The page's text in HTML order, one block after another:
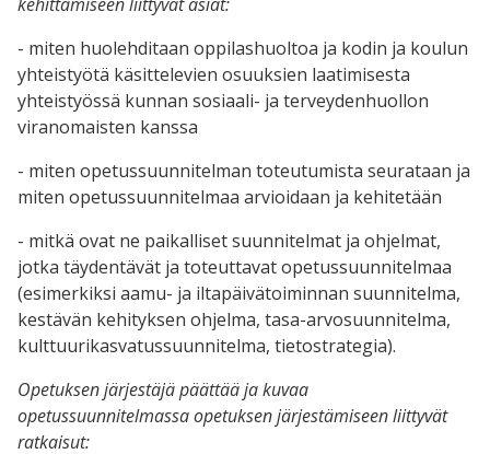
- miten huolehditaan oppilashuoltoa ja kodin ja koulun
yhteistyötä käsittelevien osuuksien laatimisesta
yhteistyössä kunnan sosiaali- ja terveydenhuollon
viranomaisten kanssa
- miten opetussuunnitelman toteutumista seurataan ja
miten opetussuunnitelmaa arvioidaan ja kehitetään
- mitkä ovat ne paikalliset suunnitelmat ja ohjelmat,
jotka täydentävät ja toteuttavat opetussuunnitelmaa
(esimerkiksi aamu- ja iltapäivätoiminnan suunnitelma,
kestävän kehityksen ohjelma, tasa-arvosuunnitelma,
kulttuurikasvatussuunnitelma, tietostrategia).
Opetuksen järjestäjä päättää ja kuvaa
opetussuunnitelmassa opetuksen järjestämiseen liittyvät
ratkaisut: